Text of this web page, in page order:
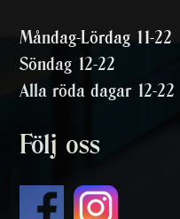
Måndag-Lördag 11-22
Söndag 12-22
Alla röda dagar 12-22
Följ oss